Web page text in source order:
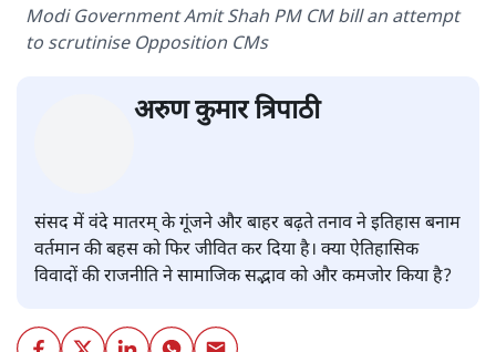
Modi Government Amit Shah PM CM bill an attempt